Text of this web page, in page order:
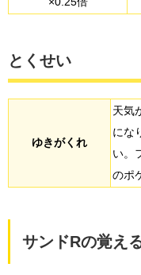
とくせい
ゆきがくれ
天気
にな
い。
のポ
サンドRの覚え